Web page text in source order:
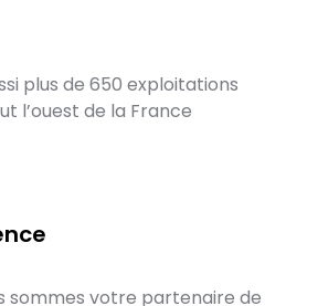
plus de 650 exploitations
l’ouest de la France
sommes votre partenaire de